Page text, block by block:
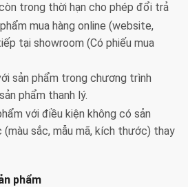
trong thời hạn cho phép đổi trả
mua hàng online (website,
tại showroom (Có phiếu mua
sản phẩm trong chương trình
phẩm thanh lý.
với điều kiện không có sản
(màu sắc, mẫu mã, kích thước) thay
phẩm